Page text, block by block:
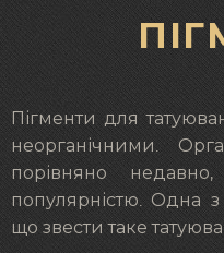
Пігменти для
неорганічними.
порівняно
популярністю. Одна
що звести таке